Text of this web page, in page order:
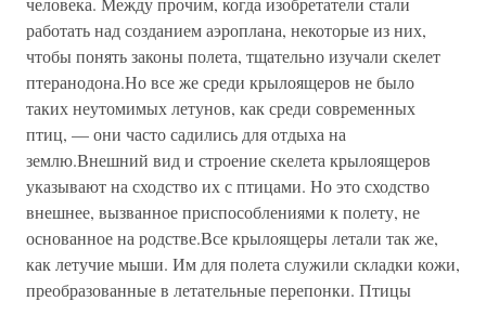
работать над созданием аэроплана, некоторые из них,
чтобы понять законы полета, тщательно изучали скелет
птеранодона.Но все же среди крылоящеров не было
таких неутомимых летунов, как среди современных
птиц, — они часто садились для отдыха на
землю.Внешний вид и строение скелета крылоящеров
указывают на сходство их с птицами. Но это сходство
внешнее, вызванное приспособлениями к полету, не
основанное на родстве.Все крылоящеры летали так же,
как летучие мыши. Им для полета служили складки кожи,
преобразованные в летательные перепонки. Птицы